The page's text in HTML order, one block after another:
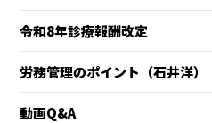
令和8年診療報酬改定
労務管理のポイント（石井洋）
動画Q&A